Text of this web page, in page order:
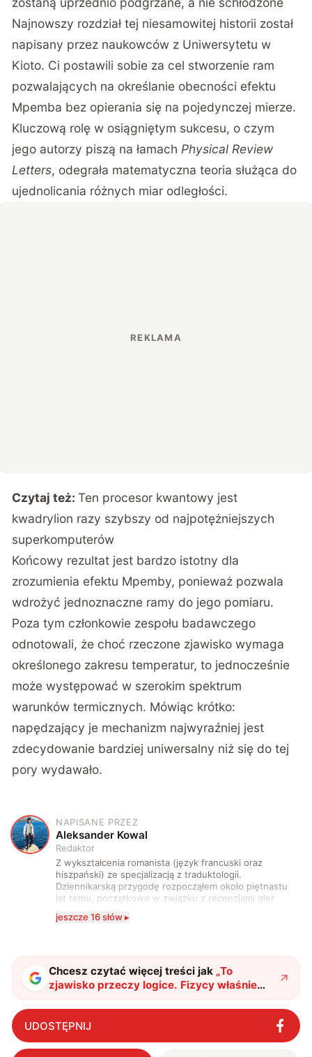
Najnowszy rozdział tej niesamowitej historii został
napisany przez naukowców z Uniwersytetu w
Kioto. Ci postawili sobie za cel stworzenie ram
pozwalających na określanie obecności efektu
Mpemba bez opierania się na pojedynczej mierze.
Kluczową rolę w osiągniętym sukcesu, o czym
jego autorzy piszą na łamach Physical Review
Letters, odegrała matematyczna teoria służąca do
ujednolicania różnych miar odległości.
Czytaj też:Ten procesor kwantowy jest
kwadrylion razy szybszy od najpotężniejszych
superkomputerów
Końcowy rezultat jest bardzo istotny dla
zrozumienia efektu Mpemby, ponieważ pozwala
wdrożyć jednoznaczne ramy do jego pomiaru.
Poza tym członkowie zespołu badawczego
odnotowali, że choć rzeczone zjawisko wymaga
określonego zakresu temperatur, to jednocześnie
może występować w szerokim spektrum
warunków termicznych. Mówiąc krótko:
napędzający je mechanizm najwyraźniej jest
zdecydowanie bardziej uniwersalny niż się do tej
pory wydawało.
A
NAPISANE PRZEZ
Aleksander Kowal
Redaktor
Z wykształcenia romanista (język francuski oraz
hiszpański) ze specjalizacją z traduktologii.
Dziennikarską przygodę rozpocząłem około piętnastu
lat temu, początkowo w związku z recenzjami gier
komputerowych i filmów. Obecnie publikuję
zdecydowanie częściej na tematy związane z nauką
także uprawiać oraz oglądać sport.
jeszcze 16 słów ▸
Chcesz czytać więcej treści jak „To
zjawisko przeczy logice. Fizycy właśnie
ujawnili jego wielki sekret"?
UDOSTĘPNIJ